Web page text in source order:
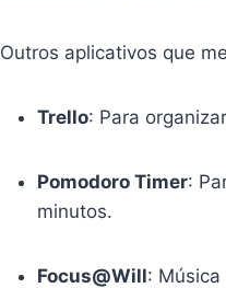
Outros aplicativos que
Trello: Para
Pomodoro Timer:
minutos.
Focus@Will: